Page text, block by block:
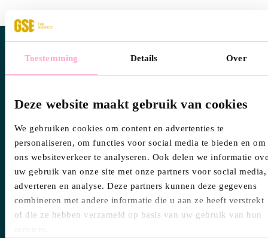
Toestemming Details Over
Deze website maakt gebruik van cookies
We gebruiken cookies om content en advertenties te
personaliseren, om functies voor social media te bieden en om
ons websiteverkeer te analyseren. Ook delen we informatie
uw gebruik van onze site met onze partners voor social media,
adverteren en analyse. Deze partners kunnen deze gegevens
combineren met andere informatie die u aan ze heeft verstrekt
of die ze hebben verzameld op basis van uw gebruik van hun
Als de natuur het overneemt
Sommige plekken zijn zo puur en mooi van zichzelf, dat je
“Noorwegen is mijn absolute favoriet,”zegt een collega.
“De natuur is er adembenemend: fjorden, watervallen, de
middernachtzon. Het land biedt rust, ruimte en
authenticiteit.”
Kajakken tussen fjorden, hiken tot je trillend op je benen
staat en daarna dineren met uitzicht op water dat goud
kleurt in de avondzon. En dat is misschien wel het mooiste
aan Noorwegen: het heeft geen filter of extra’s nodig.